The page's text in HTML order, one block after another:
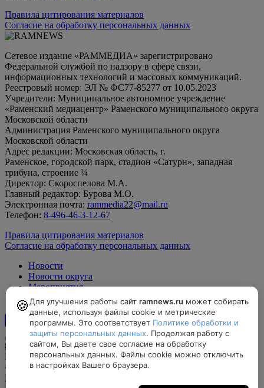
Правила цитирования материалов
Согласие на обработку персональных данных
Сетевое издание «РАММЕДИА» зарегистрировано
Федеральной службой по надзору в сфере связи,
информационных технологий и массовых коммуникаций.
Реестровый номер: ЭЛ № ФС77-85277 от 10.05.2023
Учредители: Муниципальное автономное учреждение
«Раменский медиацентр» Раменского муниципального округа
Московской области
Администрация Раменского муниципального округа
Московской области
Адрес редакции: Московская область, г.
Раменское, городской парк, стадион «Сатурн», западная
трибуна, строение ¼
Директор: Скороспелова М.А.
Главный редактор: Бурова М.О.
Электронная почта: rammedia22@mail.ru
Телефон: 8-496-46-3-12-67
Правила цитирования материалов
Согласие на обработку персональных данных
Новости
Новости округа
Мероприятия
Официально
12+
8-496-46-3-12-67, rammedia22@mail.ru
Московская область, г. Раменское, городской парк, стадион
«Сатурн», западная трибуна, строение ¼
Найти на карте
🍪 Для улучшения работы сайт ramnews.ru может собирать
данные, используя файлы cookie и метрические
программы. Это соответствует Политике обработки и
защиты персональных данных. Продолжая работу с
сайтом, Вы даете свое согласие на обработку
персональных данных. Файлы cookie можно отключить
в настройках Вашего браузера.